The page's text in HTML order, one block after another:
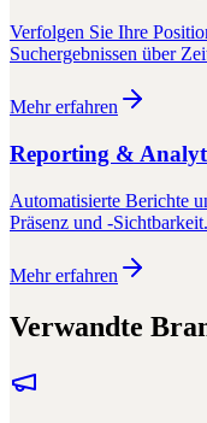
Verfolgen Sie Ihre
Suchergebnissen über
Mehr erfahren
Reporting &
Automatisierte Berichte
Präsenz und -Sichtbarkeit.
Mehr erfahren
Verwandte